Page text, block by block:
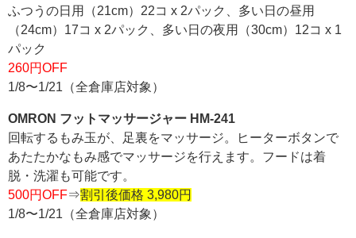
ふつうの日用（21cm）22コ x 2パック、多い日の昼用
（24cm）17コ x 2パック、多い日の夜用（30cm）12コ x 1
パック
260円OFF
1/8〜1/21（全倉庫店対象）
OMRON フットマッサージャー HM-241
回転するもみ玉が、足裏をマッサージ。ヒーターボタンで
あたたかなもみ感でマッサージを行えます。フードは着
脱・洗濯も可能です。
500円OFF⇒割引後価格 3,980円
1/8〜1/21（全倉庫店対象）